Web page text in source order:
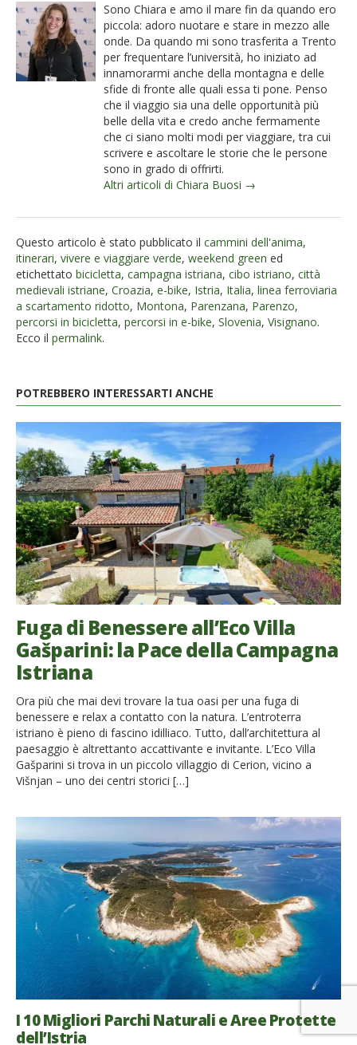
Sono Chiara e amo il mare fin da quando ero
piccola: adoro nuotare e stare in mezzo alle
onde. Da quando mi sono trasferita a Trento
per frequentare l’università, ho iniziato ad
innamorarmi anche della montagna e delle
sfide di fronte alle quali essa ti pone. Penso
che il viaggio sia una delle opportunità più
belle della vita e credo anche fermamente
che ci siano molti modi per viaggiare, tra cui
scrivere e ascoltare le storie che le persone
sono in grado di offrirti.
Altri articoli di Chiara Buosi →
Questo articolo è stato pubblicato il cammini dell'anima,
itinerari, vivere e viaggiare verde, weekend green ed
etichettato bicicletta, campagna istriana, cibo istriano, città
medievali istriane, Croazia, e-bike, Istria, Italia, linea ferroviaria
a scartamento ridotto, Montona, Parenzana, Parenzo,
percorsi in bicicletta, percorsi in e-bike, Slovenia, Visignano.
Ecco il permalink.
POTREBBERO INTERESSARTI ANCHE
Fuga di Benessere all’Eco Villa
Gašparini: la Pace della Campagna
Istriana
Ora più che mai devi trovare la tua oasi per una fuga di
benessere e relax a contatto con la natura. L’entroterra
istriano è pieno di fascino idilliaco. Tutto, dall’architettura al
paesaggio è altrettanto accattivante e invitante. L’Eco Villa
Gašparini si trova in un piccolo villaggio di Cerion, vicino a
Višnjan – uno dei centri storici […]
I 10 Migliori Parchi Naturali e Aree Protette
dell’Istria